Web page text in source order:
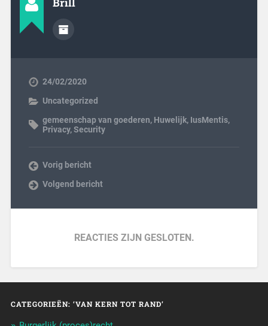
24/02/2020
Uncategorized
gemeenschap van goederen, Huwelijk, IusMentis,
Privacy,Security
Vorig bericht
Volgend bericht
REACTIES ZIJN GESLOTEN.
CATEGORIEËN: ‘VAN KERN TOT RAND’